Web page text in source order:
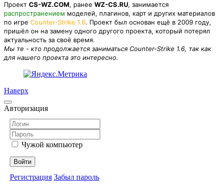
Проект CS-WZ.COM, ранее WZ-CS.RU, занимается
распространением моделей, плагинов, карт и других материалов
по игре Counter-Strike 1.6. Проект был основан ещё в 2009 году,
пришёл он на замену одного другого проекта, который потерял
актуальность за своё время.
Мы те - кто продолжается заниматься Counter-Strike 1.6, так как
для нашего проекта это интересно.
Наверх
Авторизация
Чужой компьютер
Войти
Регистрация Забыл пароль